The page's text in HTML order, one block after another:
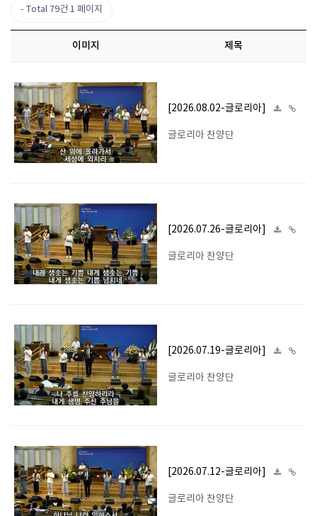
Total 79건 1 페이지
이미지 제목
[2026.08.02-글로리아]
글로리아 찬양단
[2026.07.26-글로리아]
글로리아 찬양단
[2026.07.19-글로리아]
글로리아 찬양단
[2026.07.12-글로리아]
글로리아 찬양단